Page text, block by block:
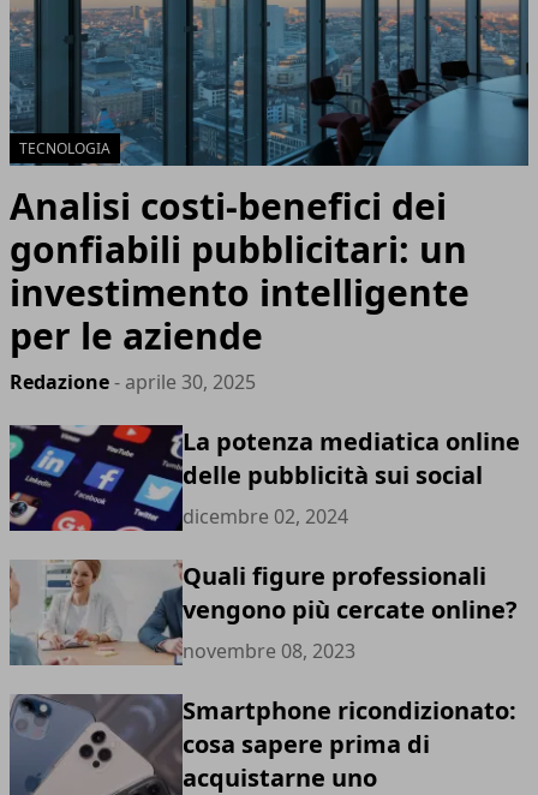
TECNOLOGIA
Analisi costi-benefici dei
gonfiabili pubblicitari: un
investimento intelligente
per le aziende
Redazione- aprile 30, 2025
La potenza mediatica online
delle pubblicità sui social
dicembre 02, 2024
Quali figure professionali
vengono più cercate online?
novembre 08, 2023
Smartphone ricondizionato:
cosa sapere prima di
acquistarne uno